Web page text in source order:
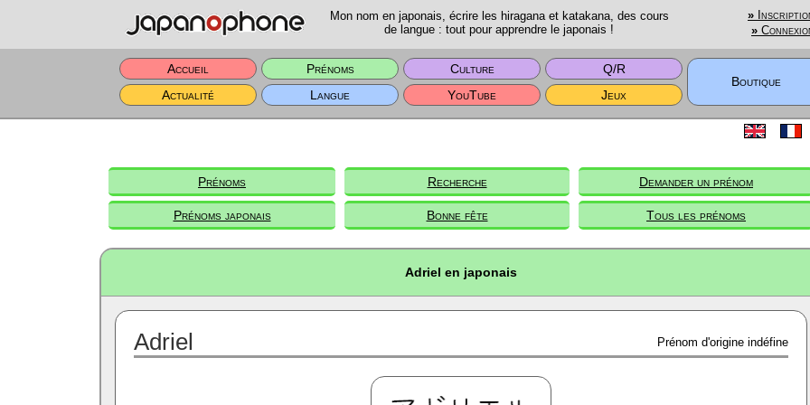
Mon nom en japonais, écrire les hiragana et katakana, des cours
de langue : tout pour apprendre le japonais !
»
»
Accueil Prénoms Culture
Q/R
Boutique
Actualité
Langue YouTube Jeux
Prénoms Recherche Demander un prénom
Prénoms japonais Bonne fête Tous les prénoms
Adriel en japonais
Adriel Prénom d'origine indéfine